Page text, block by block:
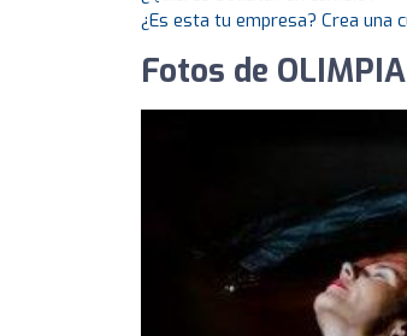
¿Es esta tu empresa? Crea
Fotos de